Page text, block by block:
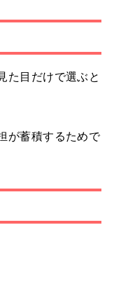
た目だけで選ぶと
が蓄積するためで